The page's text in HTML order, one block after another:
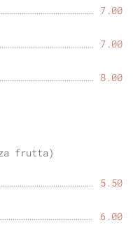
7.00
7.00
8.00
frutta)
5.50
6.00